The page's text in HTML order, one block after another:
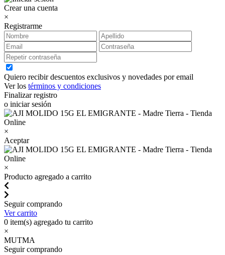
Crear una cuenta
×
Registrarme
Quiero recibir descuentos exclusivos y novedades por email
Ver los términos y condiciones
Finalizar registro
o iniciar sesión
×
Aceptar
×
Producto agregado a carrito
Seguir comprando
Ver carrito
0 item(s) agregado tu carrito
×
MUTMA
Seguir comprando